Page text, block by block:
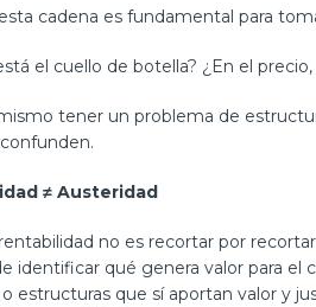
cadena es fundamental para
el cuello de botella? ¿En el
tener un problema de
≠ Austeridad
no es recortar por
identificar qué genera valor para el
estructuras que sí aportan valor y